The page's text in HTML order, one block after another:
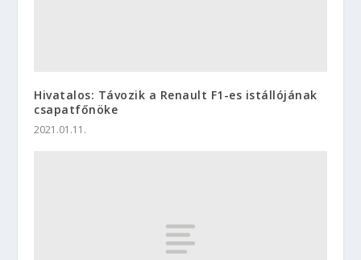
Hivatalos: Távozik a Renault F1-es istállójának
csapatfőnöke
2021.01.11.